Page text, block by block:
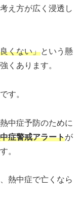
え方が広く浸透し
くない」という懸
くあります。
です。
中症予防のために
症警戒アラートが
。
熱中症で亡くなら